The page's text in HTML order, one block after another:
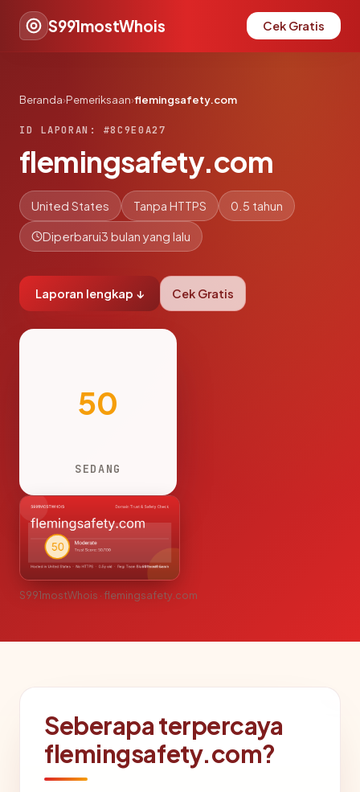
S991mostWhois Cek Gratis
Beranda›Pemeriksaan›flemingsafety.com
ID LAPORAN: #8C9E0A27
flemingsafety.com
United States Tanpa HTTPS 0.5 tahun
Diperbarui3 bulan yang lalu
Laporan lengkap ↓ Cek Gratis
50
SEDANG
S991mostWhois · flemingsafety.com
Seberapa terpercaya
flemingsafety.com?